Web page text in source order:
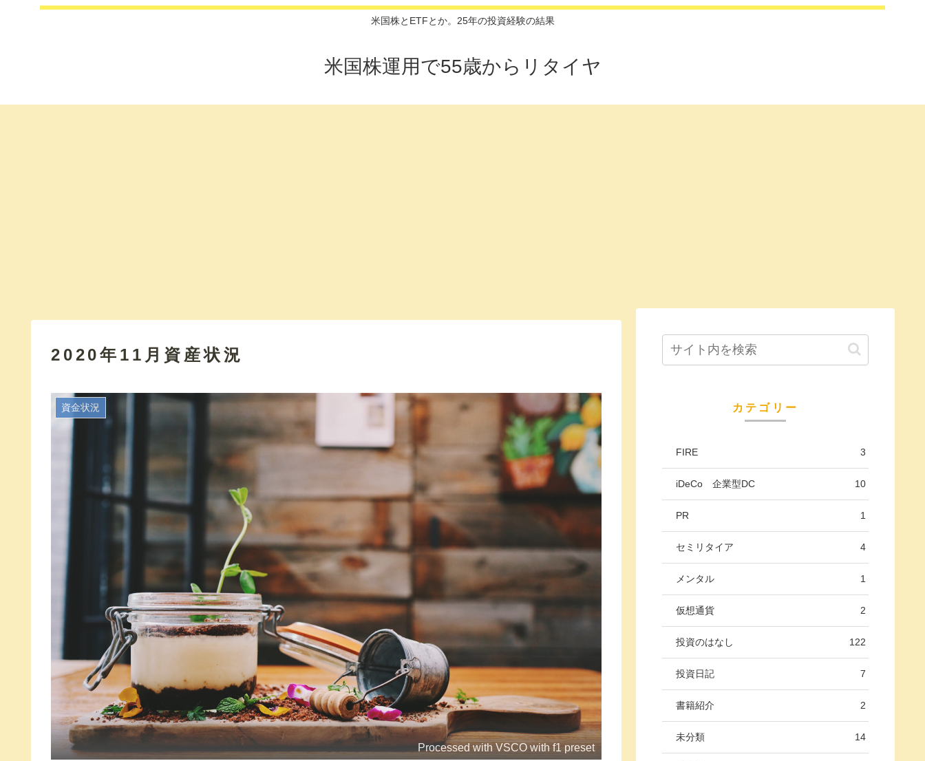
米国株とETFとか。25年の投資経験の結果
米国株運用で55歳からリタイヤ
2020年11月資産状況
資金状況
Processed with VSCO with f1 preset
カテゴリー
FIRE 3
iDeCo 企業型DC 10
PR 1
セミリタイア 4
メンタル 1
仮想通貨 2
投資のはなし 122
投資日記 7
書籍紹介 2
未分類 14